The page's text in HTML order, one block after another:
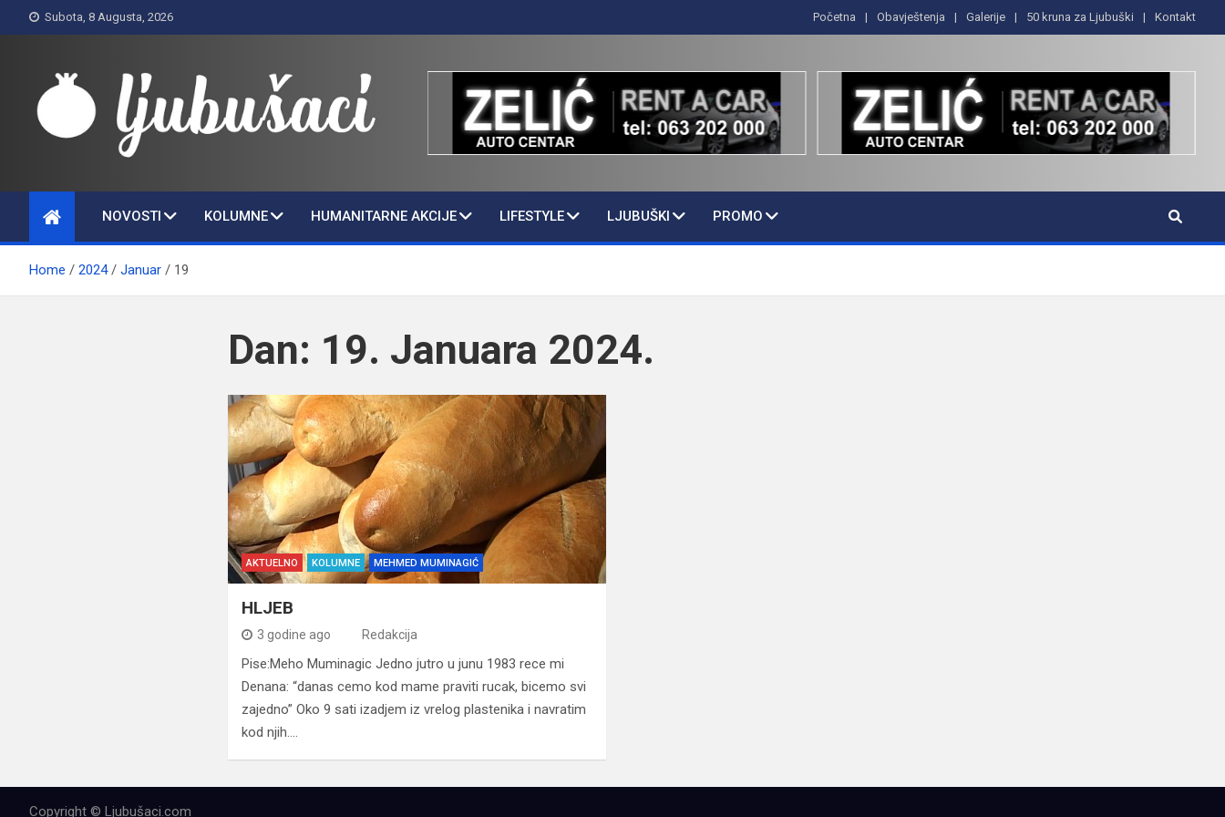
to
Subota, 8 Augusta, 2026 Početna Obavještenja Galerije 50 kruna za Ljubuški Kontakt
Ljubušaci
NOVOSTI KOLUMNE HUMANITARNE AKCIJE LIFESTYLE LJUBUŠKI PROMO
Home 2024 Januar 19
Dan: 19. Januara 2024.
AKTUELNO KOLUMNE MEHMED MUMINAGIĆ
HLJEB
3 godine ago Redakcija
Pise:Meho Muminagic Jedno jutro u junu 1983 rece mi
Denana: “danas cemo kod mame praviti rucak, bicemo svi
zajedno” Oko 9 sati izadjem iz vrelog plastenika i navratim
kod njih.…
Copyright © Ljubušaci.com